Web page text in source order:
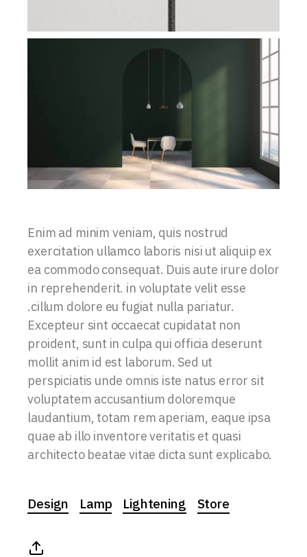
Enim ad minim veniam, quis nostrud
exercitation ullamco laboris nisi ut aliquip ex
ea commodo consequat. Duis aute irure dolor
in reprehenderit. in voluptate velit esse
.cillum dolore eu fugiat nulla pariatur.
Excepteur sint occaecat cupidatat non
proident, sunt in culpa qui officia deserunt
mollit anim id est laborum. Sed ut
perspiciatis unde omnis iste natus error sit
voluptatem accusantium doloremque
laudantium, totam rem aperiam, eaque ipsa
quae ab illo inventore veritatis et quasi
architecto beatae vitae dicta sunt explicabo.
Design Lamp Lightening Store